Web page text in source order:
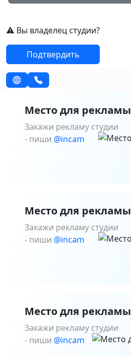
⚠️ Вы владелец студии?
Подтвердить
Место для рекламы
Закажи рекламу студии
- пиши @incam
Место для рекламы
Закажи рекламу студии
- пиши @incam
Место для рекламы
Закажи рекламу студии
- пиши @incam